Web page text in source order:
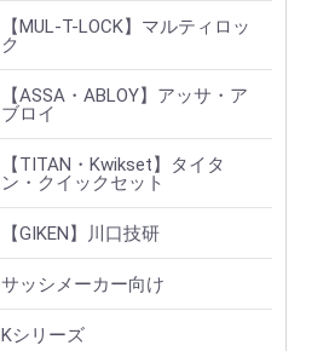
シリンダー
錠・ロック製品
【MUL-T-LOCK】マルティロッ
ク
シリンダー
南京錠
【ASSA・ABLOY】アッサ・ア
ブロイ
シリンダー
ロック製品
【TITAN・Kwikset】タイタ
ン・クイックセット
シリンダー
錠
【GIKEN】川口技研
錠ケース/ラッチング
室内錠シリーズ
サッシメーカー向け
TOSTEMトステム(LIXILリクシル)
新日軽
三協(立山)アルミ
YKK
ミサワホーム
セキスイ
YAMAHA
ダイワハウス
松下電工・ナショナル住宅
不二サッシ
その他
Kシリーズ